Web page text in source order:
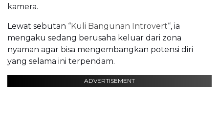
kamera.
Lewat sebutan “Kuli Bangunan Introvert“, ia
mengaku sedang berusaha keluar dari zona
nyaman agar bisa mengembangkan potensi diri
yang selama ini terpendam.
ADVERTISEMENT